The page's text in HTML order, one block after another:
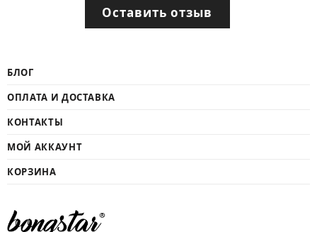
Оставить отзыв
БЛОГ
ОПЛАТА И ДОСТАВКА
КОНТАКТЫ
МОЙ АККАУНТ
КОРЗИНА